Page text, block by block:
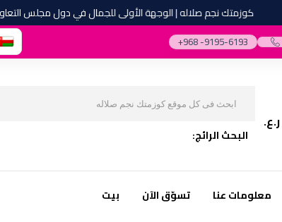
كوزمتك نجم صلاله | الوجهة الأولى للجمال في دول مجلس التعاون
‎+968 -9195-6193‎
البحث الرائج:
ر.ع.
بيت تسوّق الآن معلومات عنا